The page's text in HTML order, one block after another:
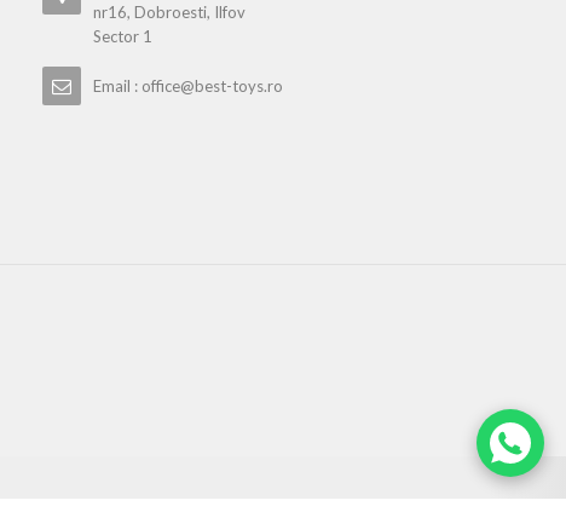
nr16, Dobroesti, Ilfov
Sector 1
Email : office@best-toys.ro